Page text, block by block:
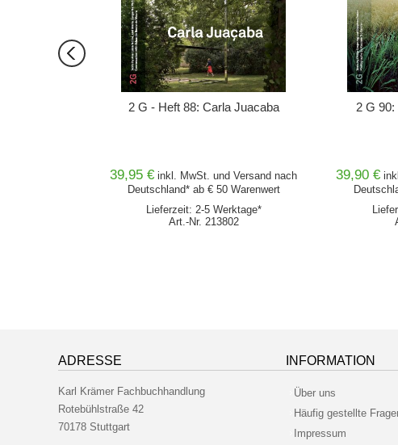
2 G - Heft 88: Carla Juacaba
39,95 € inkl. MwSt. und Versand nach
Deutschland* ab € 50 Warenwert
Lieferzeit: 2-5 Werktage*
Art.-Nr. 213802
2 G
39,90 €
ADRESSE
Karl Krämer Fachbuchhandlung
Rotebühlstraße 42
70178 Stuttgart
INFORMATION
Über uns
Häufig gestellte
Impressum